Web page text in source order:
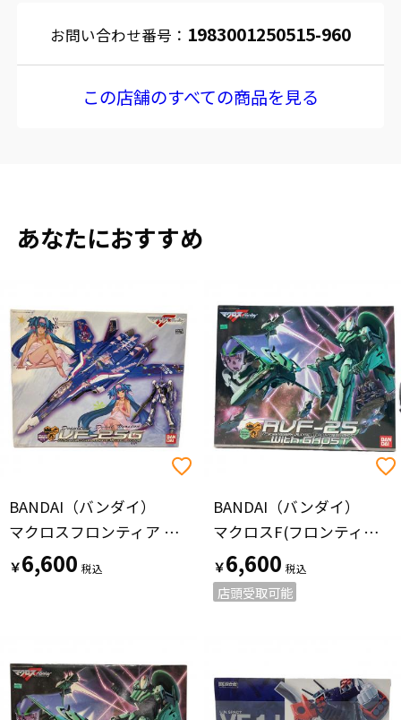
お問い合わせ番号： 1983001250515-960
この店舗のすべての商品を見る
あなたにおすすめ
BANDAI（バンダイ）
マクロスフロンティア VF-25G メサイアバルキリー ミシェル機 クランデカルチャーデカール
￥6,600
BANDAI（バンダイ）
マクロスF(フロンティア) 1/72 RVF-25 メサイアバルキリー ルカ機 プラモデル プラモデル
￥6,600
店頭受取可能